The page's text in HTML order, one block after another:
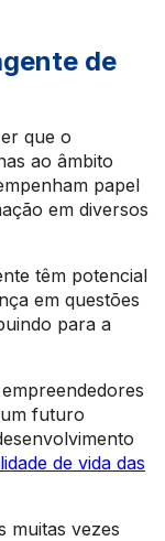
de
que o
ao âmbito
papel
em diversos
têm potencial
em questões
para a
futuro
de vida das
muitas vezes